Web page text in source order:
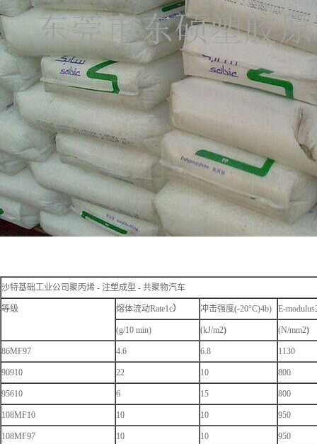
沙特基础工业公司聚丙烯 - 注塑成型 - 共聚物汽车
等级 熔体流动Rate1c） 冲击强度(-20°C)4b) E-
(g/10 min) (kJ/m2) (N/mm2)
86MF97 4.6 6.8 1130
90910 22 10 800
95610 6 15 800
108MF10 10 10 950
108MF97 10 10 950